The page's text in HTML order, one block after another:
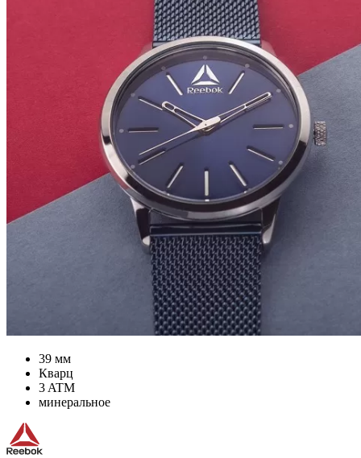
39 мм
Кварц
3 ATM
минеральное